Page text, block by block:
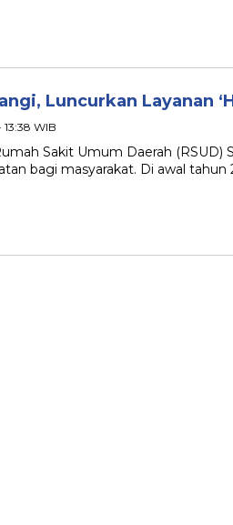
Luncurkan Layanan
WIB
Sakit Umum Daerah (RSUD)
bagi masyarakat. Di awal tahun